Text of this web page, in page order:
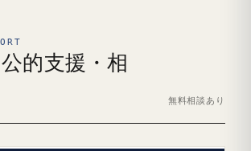
公的支援・相
無料相談あり